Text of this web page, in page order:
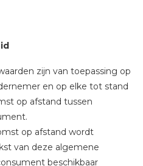
zijn van toepassing op
en op elke tot stand
op afstand tussen
op afstand wordt
van deze algemene
beschikbaar